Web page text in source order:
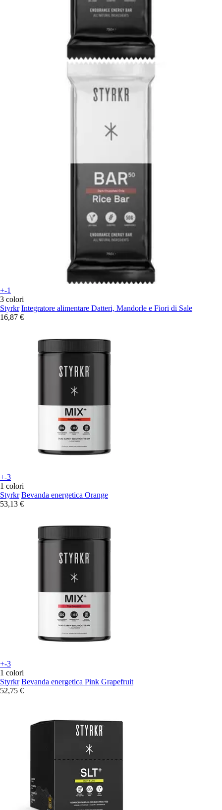
+-1
3 colori
Styrkr Integratore alimentare Datteri, Mandorle e Fiori di Sale
16,87 €
+-3
1 colori
Styrkr Bevanda energetica Orange
53,13 €
+-3
1 colori
Styrkr Bevanda energetica Pink Grapefruit
52,75 €